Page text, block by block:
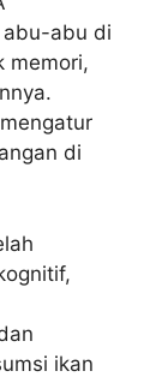
abu-abu di
memori,
di
ikan